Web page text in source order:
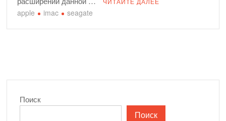
apple imac seagate
Поиск
Поиск